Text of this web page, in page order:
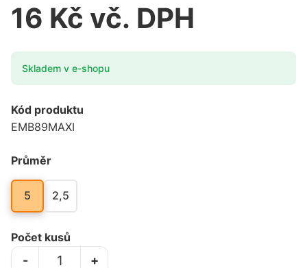
16 Kč vč. DPH
Skladem v e-shopu
Kód produktu
EMB89MAXI
Průměr
5 2,5
Počet kusů
+
-